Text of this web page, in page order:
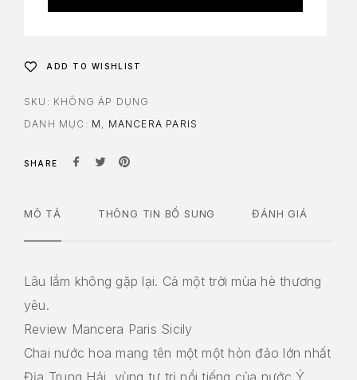
ADD TO WISHLIST
SKU: KHÔNG ÁP DỤNG
DANH MỤC: M MANCERA PARIS
SHARE
MÔ TẢ THÔNG TIN BỔ SUNG ĐÁNH GIÁ
Lâu lắm không gặp lại. Cả một trời mùa hè thương
yêu.
Review Mancera Paris Sicily
Chai nước hoa mang tên một một hòn đảo lớn nhất
Địa Trung Hải, vùng tự trị nổi tiếng của nước Ý